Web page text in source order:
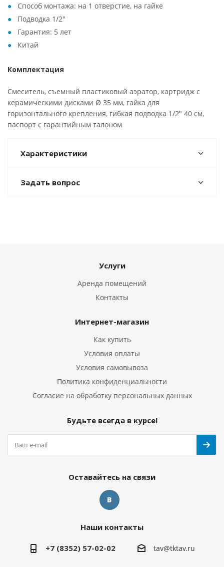
Способ монтажа: на 1 отверстие, на гайке
Подводка 1/2"
Гарантия: 5 лет
Китай
Комплектация
Смеситель, съемный пластиковый аэратор, картридж с
керамическими дисками Ø 35 мм, гайка для
горизонтального крепления, гибкая подводка 1/2" 40 см,
паспорт с гарантийным талоном
Характеристики
Задать вопрос
Услуги
Аренда помещений
Контакты
Интернет-магазин
Как купить
Условия оплаты
Условия самовывоза
Политика конфиденциальности
Согласие на обработку персональных данных
Будьте всегда в курсе!
Оставайтесь на связи
Наши контакты
+7 (8352) 57-02-02 tav@tktav.ru